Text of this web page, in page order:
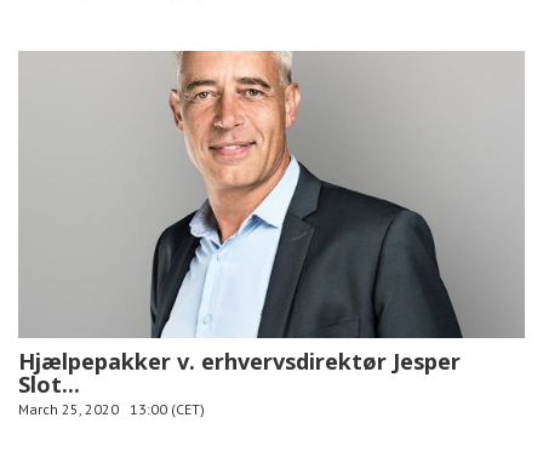
Hjælpepakker v. erhvervsdirektør Jesper
Slot...
March 25, 2020 13:00 (CET)